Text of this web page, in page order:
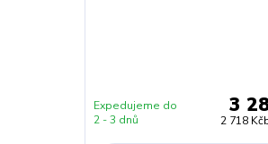
3
2 718 Kč
Expedujeme do
2 - 3 dnů